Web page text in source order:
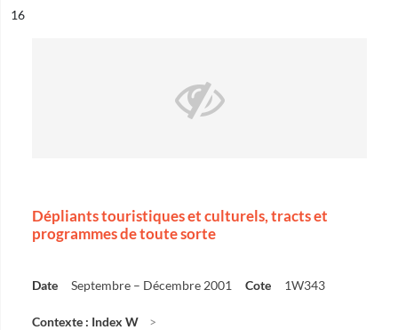
n°
16
Dépliants touristiques et culturels, tracts et
programmes de toute sorte
Date Septembre – Décembre 2001 Cote 1W343
Contexte : Index W